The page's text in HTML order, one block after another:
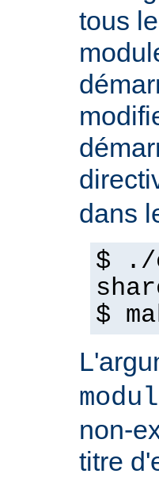
tous
dans
$ ./
$
non-
titre